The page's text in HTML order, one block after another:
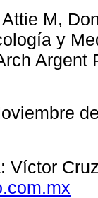
M,
y
Argent
Víctor